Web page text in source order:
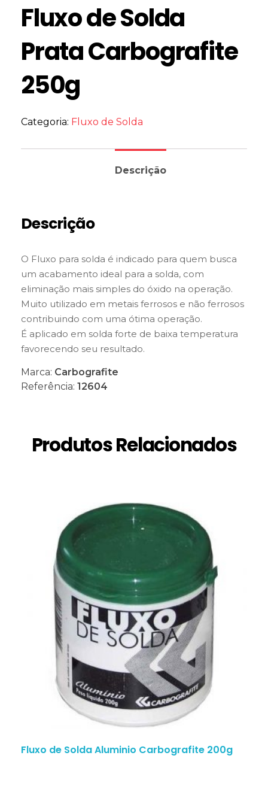
Fluxo de Solda
Prata Carbografite
250g
Categoria: Fluxo de Solda
Descrição
Descrição
O Fluxo para solda é indicado para quem busca
um acabamento ideal para a solda, com
eliminação mais simples do óxido na operação.
Muito utilizado em metais ferrosos e não ferrosos
contribuindo com uma ótima operação.
É aplicado em solda forte de baixa temperatura
favorecendo seu resultado.
Marca: Carbografite
Referência: 12604
Produtos Relacionados
Fluxo de Solda Aluminio Carbografite 200g